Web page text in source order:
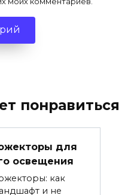
понравиться
для
освещения
как
и не